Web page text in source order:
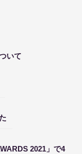
いて
2021」で4